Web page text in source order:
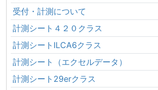
受付・計測について
計測シート４２０クラス
計測シートILCA6クラス
計測シート（エクセルデータ）
計測シート29erクラス